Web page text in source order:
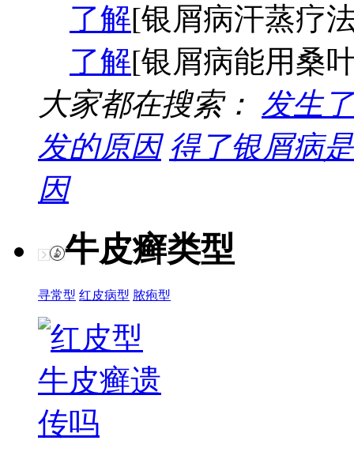
了解[银屑病汗蒸疗
了解[银屑病能用桑
大家都在搜索： 发生
发的原因 得了银屑病
因
牛皮癣类型
寻常型 红皮病型 脓疱型